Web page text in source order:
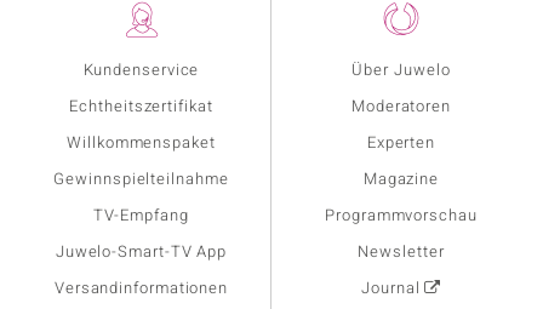
Kundenservice
Echtheitszertifikat
Willkommenspaket
Gewinnspielteilnahme
TV-Empfang
Juwelo-Smart-TV App
Versandinformationen
Über Juwelo
Moderatoren
Experten
Magazine
Programmvorschau
Newsletter
Journal